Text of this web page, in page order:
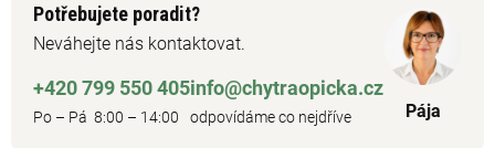
Potřebujete poradit?
Neváhejte nás kontaktovat.
+420 799 550 405
Po – Pá 8:00 – 14:00
info@chytraopicka.cz
odpovídáme co nejdříve Pája